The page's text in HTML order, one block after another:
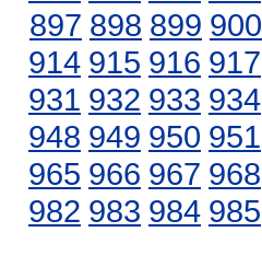
897 898 899 900
914 915 916 917
931 932 933 934
948 949 950 951
965 966 967 968
982 983 984 985